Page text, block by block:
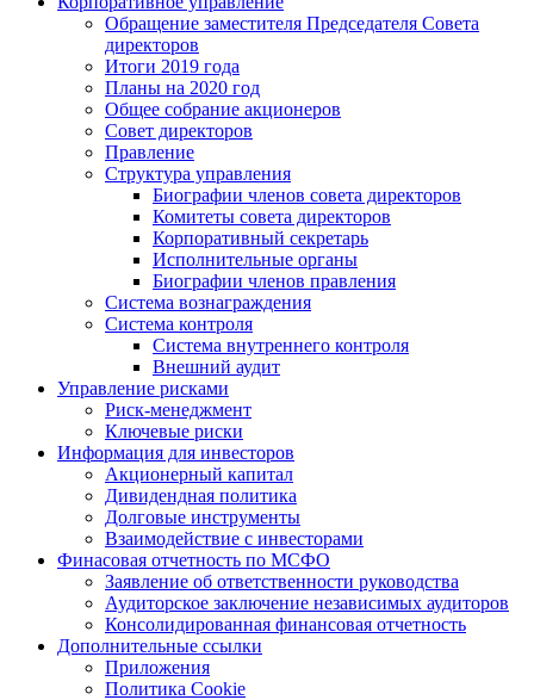
Обращение заместителя Председателя Совета
директоров
Итоги 2019 года
Планы на 2020 год
Общее собрание акционеров
Совет директоров
Правление
Структура управления
Биографии членов совета директоров
Комитеты совета директоров
Корпоративный секретарь
Исполнительные органы
Биографии членов правления
Система вознаграждения
Система контроля
Система внутреннего контроля
Внешний аудит
Управление рисками
Риск-менеджмент
Ключевые риски
Информация для инвесторов
Акционерный капитал
Дивидендная политика
Долговые инструменты
Взаимодействие с инвеcторами
Финасовая отчетность по МСФО
Заявление об ответственности руководства
Аудиторское заключение независимых аудиторов
Консолидированная финансовая отчетность
Дополнительные ссылки
Приложения
Политика Cookie